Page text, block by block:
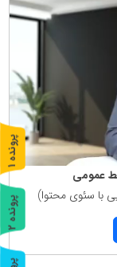
عمومی
با سئوی محتوا)
پ
ر
و
ن
د
ه
1
پ
ر
و
ن
د
ه
2